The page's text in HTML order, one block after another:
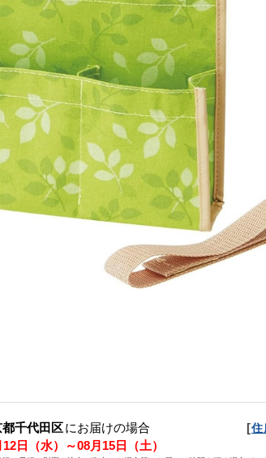
千代田区にお届けの場合 [住
日（水）～08月15日（土）